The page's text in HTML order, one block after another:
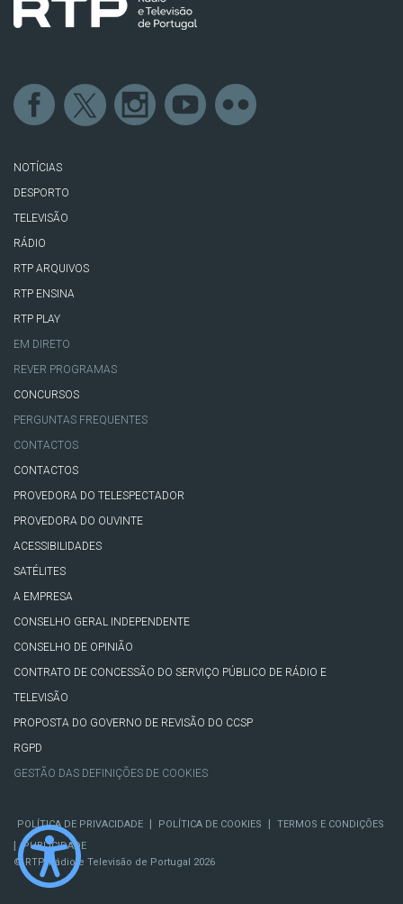
NOTÍCIAS
DESPORTO
TELEVISÃO
RÁDIO
RTP ARQUIVOS
RTP ENSINA
RTP PLAY
EM DIRETO
REVER PROGRAMAS
CONCURSOS
PERGUNTAS FREQUENTES
CONTACTOS
CONTACTOS
PROVEDORA DO TELESPECTADOR
PROVEDORA DO OUVINTE
ACESSIBILIDADES
SATÉLITES
A EMPRESA
CONSELHO GERAL INDEPENDENTE
CONSELHO DE OPINIÃO
CONTRATO DE CONCESSÃO DO SERVIÇO PÚBLICO DE RÁDIO E
TELEVISÃO
PROPOSTA DO GOVERNO DE REVISÃO DO CCSP
RGPD
GESTÃO DAS DEFINIÇÕES DE COOKIES
POLÍTICA DE PRIVACIDADE | POLÍTICA DE COOKIES | TERMOS E CONDIÇÕES
|
PUBLICIDADE
© RTP, Rádio e Televisão de Portugal 2026